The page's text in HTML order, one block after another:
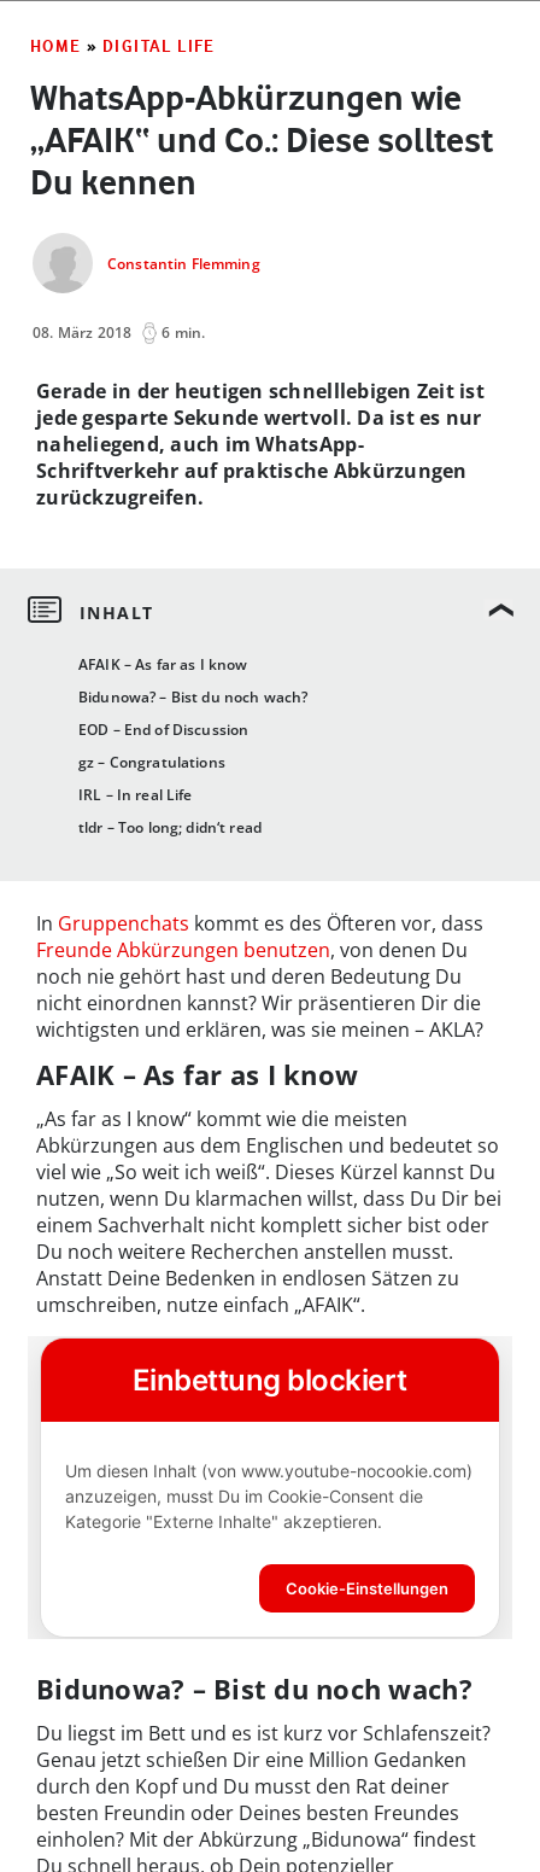
HOME » DIGITAL LIFE
WhatsApp-Abkürzungen wie
„AFAIK“ und Co.: Diese solltest
Du kennen
Constantin Flemming
08. März 2018 6 min.
AFAIK – As far as I know
Bidunowa? – Bist du noch wach?
EOD – End of Discussion
gz – Congratulations
IRL – In real Life
tldr – Too long; didn‘t read
Gerade in der heutigen schnelllebigen Zeit ist
jede gesparte Sekunde wertvoll. Da ist es nur
naheliegend, auch im WhatsApp-
Schriftverkehr auf praktische Abkürzungen
zurückzugreifen.
In Gruppenchats kommt es des Öfteren vor, dass
Freunde Abkürzungen benutzen, von denen Du
noch nie gehört hast und deren Bedeutung Du
nicht einordnen kannst? Wir präsentieren Dir die
wichtigsten und erklären, was sie meinen – AKLA?
AFAIK – As far as I know
„As far as I know“ kommt wie die meisten
Abkürzungen aus dem Englischen und bedeutet so
viel wie „So weit ich weiß“. Dieses Kürzel kannst Du
nutzen, wenn Du klarmachen willst, dass Du Dir bei
einem Sachverhalt nicht komplett sicher bist oder
Du noch weitere Recherchen anstellen musst.
Anstatt Deine Bedenken in endlosen Sätzen zu
umschreiben, nutze einfach „AFAIK“.
Bidunowa? – Bist du noch wach?
Du liegst im Bett und es ist kurz vor Schlafenszeit?
Genau jetzt schießen Dir eine Million Gedanken
durch den Kopf und Du musst den Rat deiner
besten Freundin oder Deines besten Freundes
einholen? Mit der Abkürzung „Bidunowa“ findest
Du schnell heraus, ob Dein potenzieller